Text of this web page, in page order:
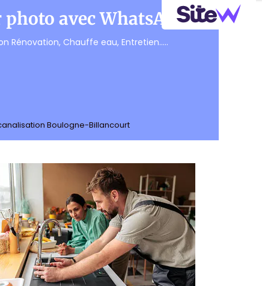
avec WhatsApp
Rénovation, Chauffe eau, Entretien.....
Boulogne-Billancourt